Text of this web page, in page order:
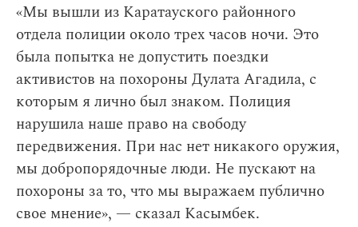
«Мы вышли из Каратауского районного
отдела полиции около трех часов ночи. Это
была попытка не допустить поездки
активистов на похороны Дулата Агадила, с
которым я лично был знаком. Полиция
нарушила наше право на свободу
передвижения. При нас нет никакого оружия,
мы добропорядочные люди. Не пускают на
похороны за то, что мы выражаем публично
свое мнение», — сказал Касымбек.